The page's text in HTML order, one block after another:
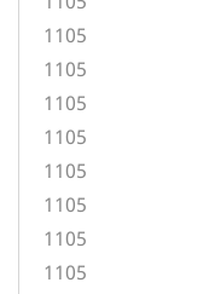
1105
1105
1105
1105
1105
1105
1105
1105